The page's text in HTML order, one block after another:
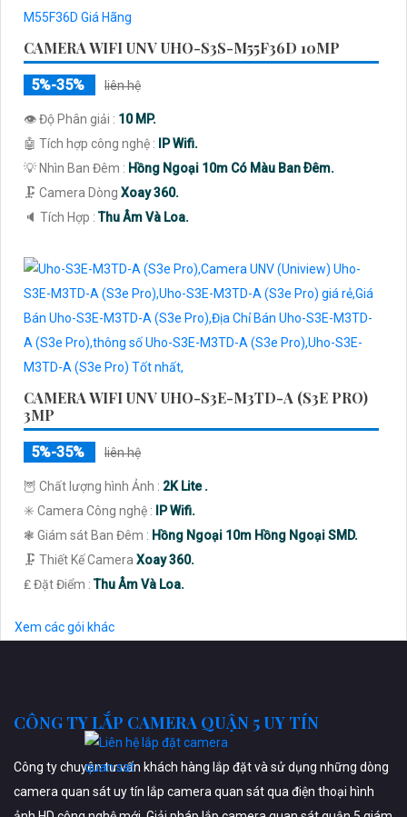
CAMERA WIFI UNV UHO-S3S-M55F36D 10MP
5%-35% liên hệ
👁 Độ Phân giải : 10 MP.
🤖️ Tích hợp công nghệ :
IP Wifi.
💡 Nhìn Ban Đêm : Hồng Ngoại 10m Có Màu Ban Ðêm.
🗜️ Camera Dòng Xoay 360.
️🔈 Tích Hợp :Thu Âm Và Loa.
CAMERA WIFI UNV UHO-S3E-M3TD-A (S3E PRO)
3MP
5%-35% liên hệ
🦉 Chất lượng hình Ảnh : 2K Lite .
✳️ Camera Công nghệ :
IP Wifi.
❃ Giám sát Ban Đêm : Hồng Ngoại 10m Hồng Ngoại SMD.
🗜️ Thiết Kế Camera Xoay 360.
️₤ Đặt Điểm :Thu Âm Và Loa.
Xem các gói khác
CÔNG TY LẮP CAMERA QUẬN 5 UY TÍN
Công ty chuyên tư vấn khách hàng lắp đặt và sử dụng những dòng
camera quan sát uy tín lắp camera quan sát qua điện thoại hình